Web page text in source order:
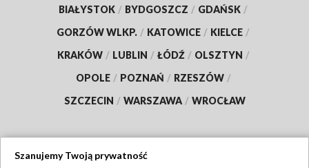
BIAŁYSTOK / BYDGOSZCZ / GDAŃSK /
GORZÓW WLKP. / KATOWICE / KIELCE /
KRAKÓW / LUBLIN / ŁÓDŹ / OLSZTYN /
OPOLE / POZNAŃ / RZESZÓW /
SZCZECIN / WARSZAWA / WROCŁAW
Szanujemy Twoją prywatność